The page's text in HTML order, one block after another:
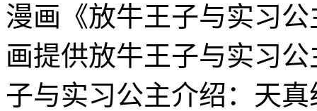
漫画《放牛王子与实习
画提供放牛王子与实习
子与实习公主介绍：天